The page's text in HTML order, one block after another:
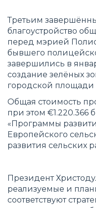
Третьим
благоустройство
перед мэрией
бывшего
завершились в
создание зелёных
городской площади
Общая стоимость
при этом
«Программы
Европейского
развития сельских
Президент
реализуемые и
соответствуют